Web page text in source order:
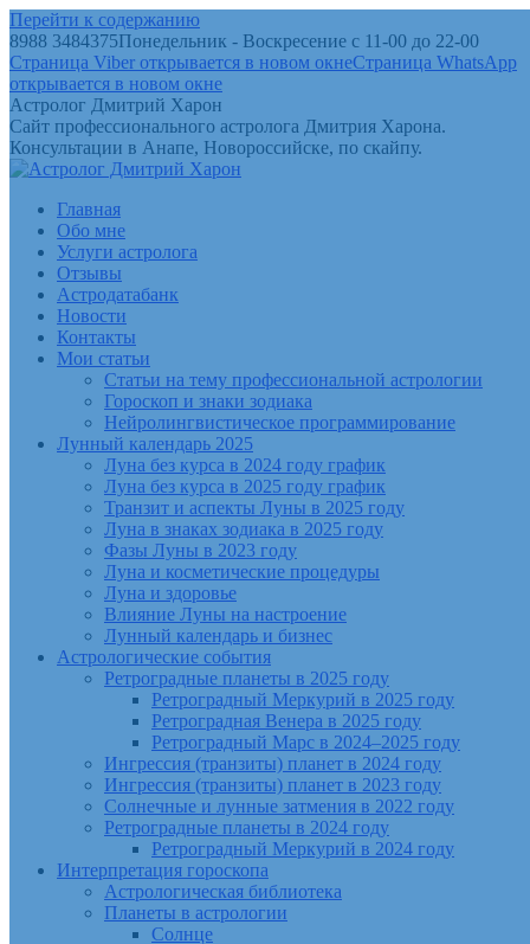
Перейти к содержанию
8988 3484375Понедельник - Воскресение с 11-00 до 22-00
Страница Viber открывается в новом окнеСтраница WhatsApp
открывается в новом окне
Астролог Дмитрий Харон
Сайт профессионального астролога Дмитрия Харона.
Консультации в Анапе, Новороссийске, по скайпу.
Главная
Обо мне
Услуги астролога
Отзывы
Астродатабанк
Новости
Контакты
Мои статьи
Статьи на тему профессиональной астрологии
Гороскоп и знаки зодиака
Нейролингвистическое программирование
Лунный календарь 2025
Луна без курса в 2024 году график
Луна без курса в 2025 году график
Транзит и аспекты Луны в 2025 году
Луна в знаках зодиака в 2025 году
Фазы Луны в 2023 году
Луна и косметические процедуры
Луна и здоровье
Влияние Луны на настроение
Лунный календарь и бизнес
Астрологические события
Ретроградные планеты в 2025 году
Ретроградный Меркурий в 2025 году
Ретроградная Венера в 2025 году
Ретроградный Марс в 2024–2025 году
Ингрессия (транзиты) планет в 2024 году
Ингрессия (транзиты) планет в 2023 году
Солнечные и лунные затмения в 2022 году
Ретроградные планеты в 2024 году
Ретроградный Меркурий в 2024 году
Интерпретация гороскопа
Астрологическая библиотека
Планеты в астрологии
Солнце